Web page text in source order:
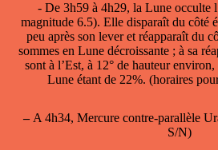
- De 3h59 à 4h29, la Lune occulte
magnitude 6.5). Elle disparaît du côté
peu après son lever et réapparaît du
sommes en Lune décroissante ; à sa
sont à l’Est, à 12° de hauteur
Lune étant de 22%. (horaires
–A 4h34, Mercure contre-parallèle
S/N)